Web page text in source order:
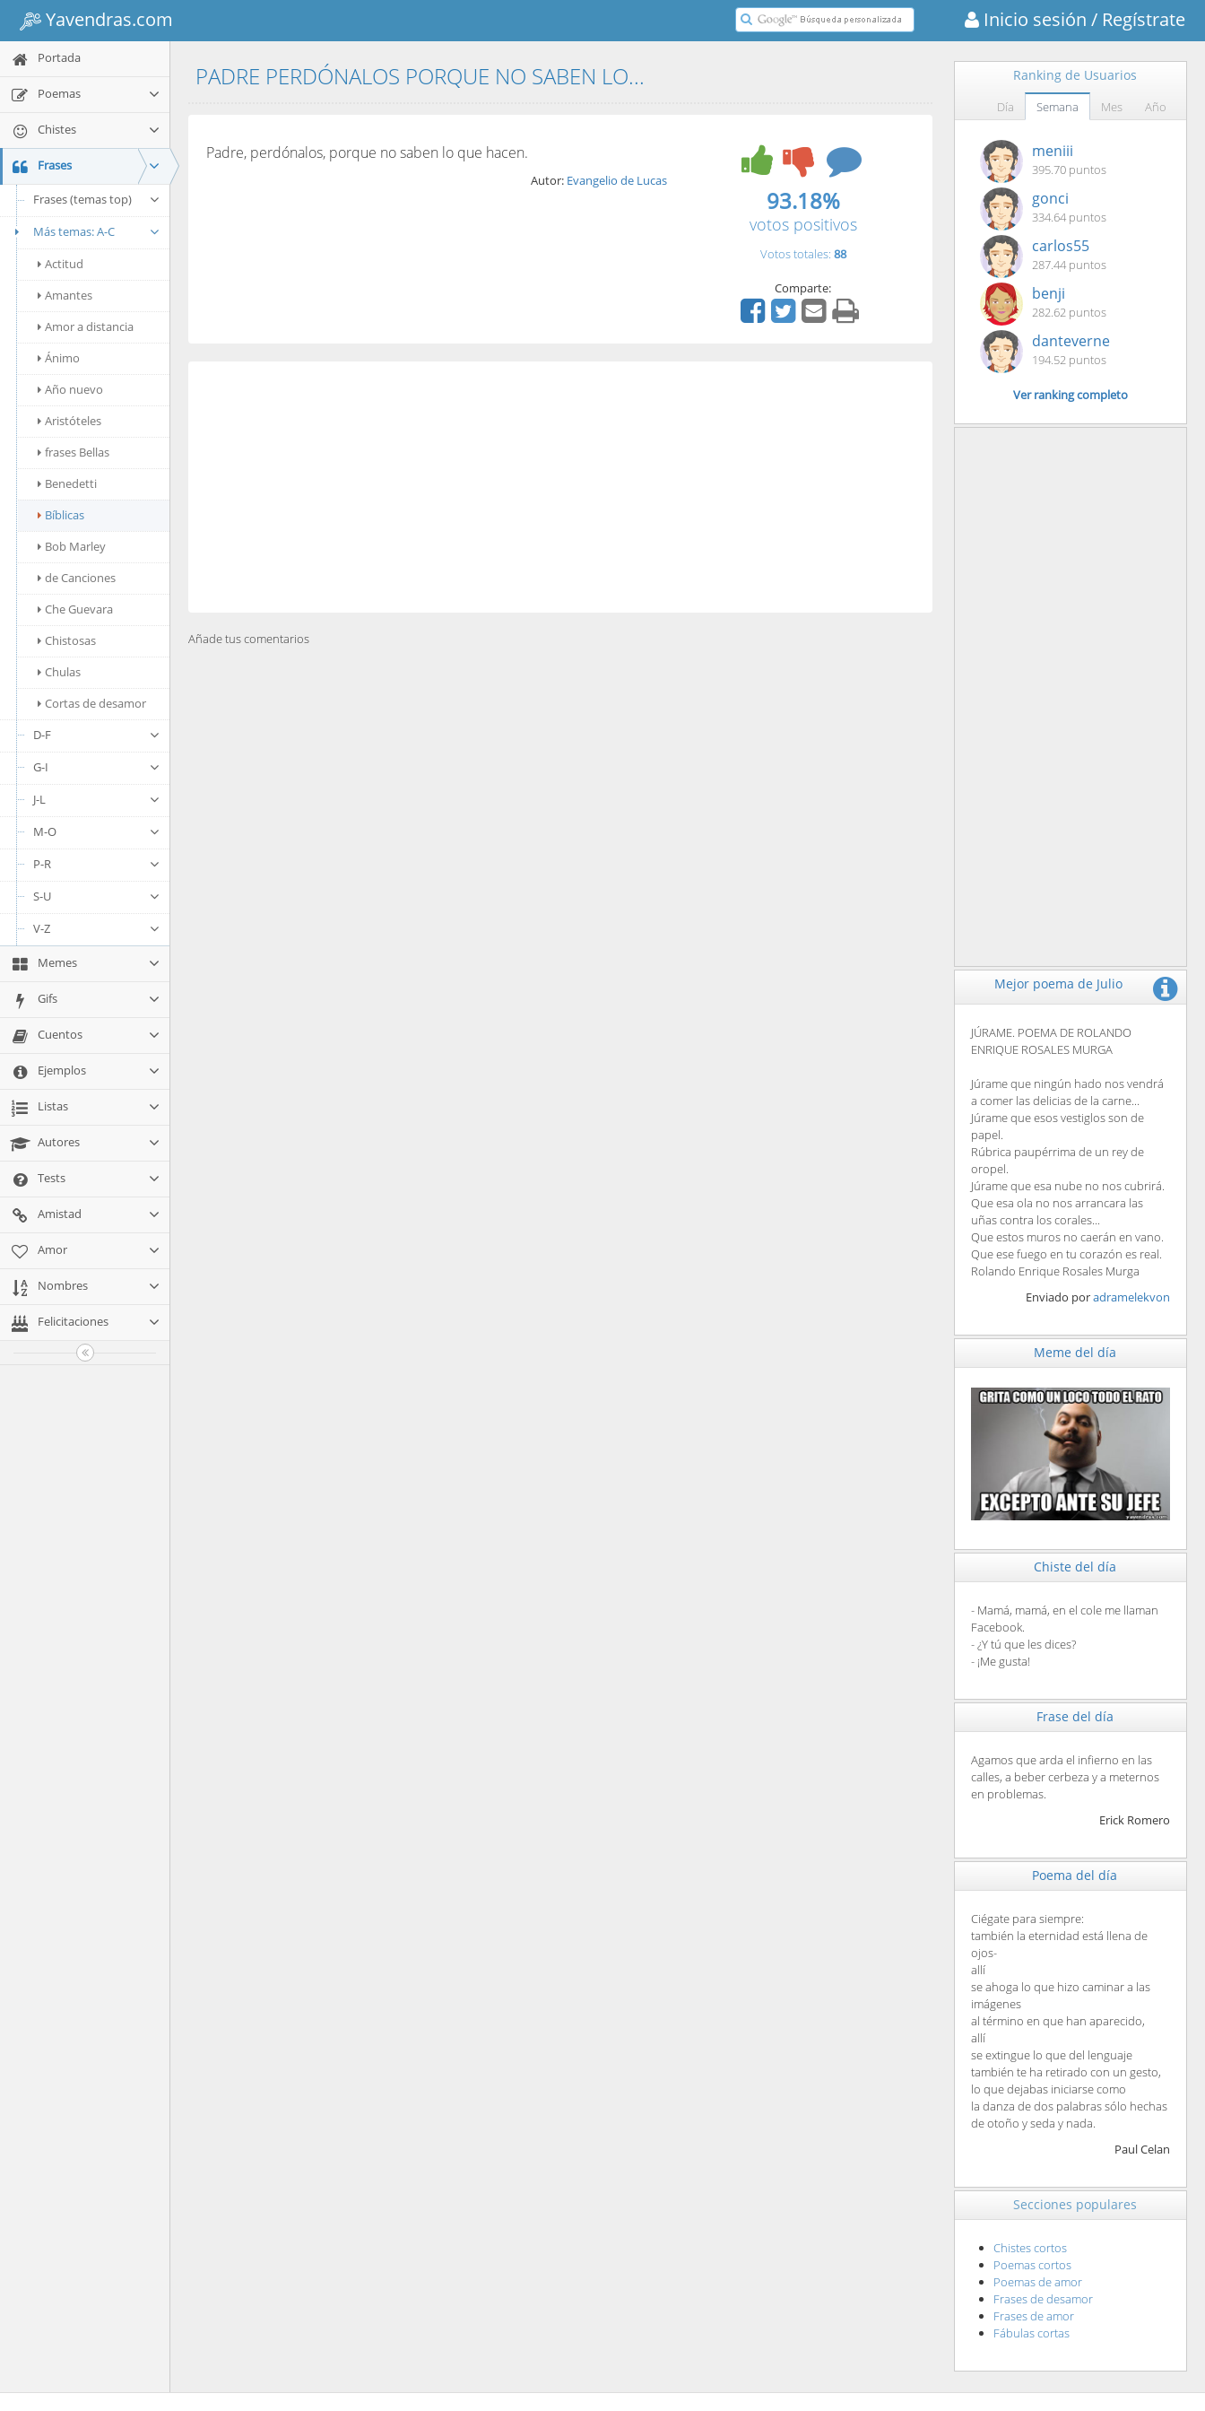
Yavendras.com Inicio sesión / Regístrate
Portada
Poemas
Chistes
Frases
Frases (temas top)
Más temas: A-C
Actitud
Amantes
Amor a distancia
Ánimo
Año nuevo
Aristóteles
frases Bellas
Benedetti
Bíblicas
Bob Marley
de Canciones
Che Guevara
Chistosas
Chulas
Cortas de desamor
D-F
G-I
J-L
M-O
P-R
S-U
V-Z
Memes
Gifs
Cuentos
Ejemplos
Listas
Autores
Tests
Amistad
Amor
Nombres
Felicitaciones
PADRE PERDÓNALOS PORQUE NO SABEN LO...
Padre, perdónalos, porque no saben lo que hacen.
Autor: Evangelio de Lucas
93.18%
votos positivos
Votos totales: 88
Comparte:
Añade tus comentarios
Ranking de Usuarios
Día Semana Mes Año
meniii
395.70 puntos
gonci
334.64 puntos
carlos55
287.44 puntos
benji
282.62 puntos
danteverne
194.52 puntos
Ver ranking completo
Mejor poema de Julio
JÚRAME. POEMA DE ROLANDO
ENRIQUE ROSALES MURGA
Júrame que ningún hado nos vendrá
a comer las delicias de la carne...
Júrame que esos vestiglos son de
papel.
Rúbrica paupérrima de un rey de
oropel.
Júrame que esa nube no nos cubrirá.
Que esa ola no nos arrancara las
uñas contra los corales...
Que estos muros no caerán en vano.
Que ese fuego en tu corazón es real.
Rolando Enrique Rosales Murga
Enviado poradramelekvon
Meme del día
Chiste del día
- Mamá, mamá, en el cole me llaman
Facebook.
- ¿Y tú que les dices?
- ¡Me gusta!
Frase del día
Agamos que arda el infierno en las
calles, a beber cerbeza y a meternos
en problemas.
Erick Romero
Poema del día
Ciégate para siempre:
también la eternidad está llena de
ojos-
allí
se ahoga lo que hizo caminar a las
imágenes
al término en que han aparecido,
allí
se extingue lo que del lenguaje
también te ha retirado con un gesto,
lo que dejabas iniciarse como
la danza de dos palabras sólo hechas
de otoño y seda y nada.
Paul Celan
Secciones populares
Chistes cortos
Poemas cortos
Poemas de amor
Frases de desamor
Frases de amor
Fábulas cortas